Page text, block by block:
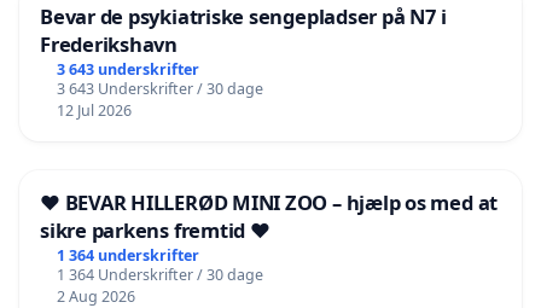
Bevar de psykiatriske sengepladser på N7 i
Frederikshavn
3 643 underskrifter
3 643 Underskrifter / 30 dage
12 Jul 2026
❤️ BEVAR HILLERØD MINI ZOO – hjælp os med at
sikre parkens fremtid ❤️
1 364 underskrifter
1 364 Underskrifter / 30 dage
2 Aug 2026